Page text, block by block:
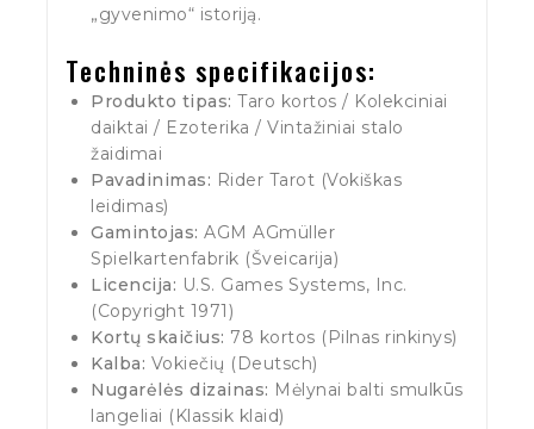
„gyvenimo“ istoriją.
Techninės specifikacijos:
Produkto tipas: Taro kortos / Kolekciniai
daiktai / Ezoterika / Vintažiniai stalo
žaidimai
Pavadinimas: Rider Tarot (Vokiškas
leidimas)
Gamintojas: AGM AGmüller
Spielkartenfabrik (Šveicarija)
Licencija: U.S. Games Systems, Inc.
(Copyright 1971)
Kortų skaičius: 78 kortos (Pilnas rinkinys)
Kalba: Vokiečių (Deutsch)
Nugarėlės dizainas: Mėlynai balti smulkūs
langeliai (Klassik klaid)